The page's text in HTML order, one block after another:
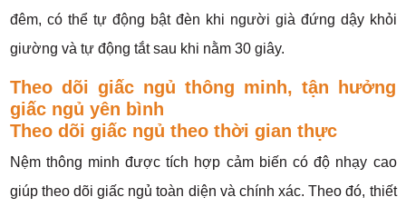
đêm, có thể tự động bật đèn khi người già đứng dậy khỏi
giường và tự động tắt sau khi nằm 30 giây.
Theo dõi giấc ngủ thông minh, tận hưởng
giấc ngủ yên bình
Theo dõi giấc ngủ theo thời gian thực
Nệm thông minh được tích hợp cảm biến có độ nhạy cao
giúp theo dõi giấc ngủ toàn diện và chính xác. Theo đó, thiết